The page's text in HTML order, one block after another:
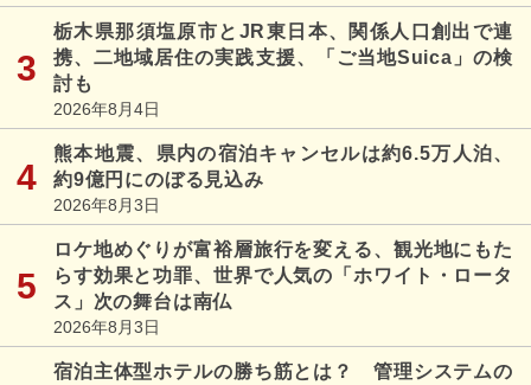
栃木県那須塩原市とJR東日本、関係人口創出で連
携、二地域居住の実践支援、「ご当地Suica」の検
討も
2026年8月4日
熊本地震、県内の宿泊キャンセルは約6.5万人泊、
約9億円にのぼる見込み
2026年8月3日
ロケ地めぐりが富裕層旅行を変える、観光地にもた
らす効果と功罪、世界で人気の「ホワイト・ロータ
ス」次の舞台は南仏
2026年8月3日
宿泊主体型ホテルの勝ち筋とは？ 管理システムの